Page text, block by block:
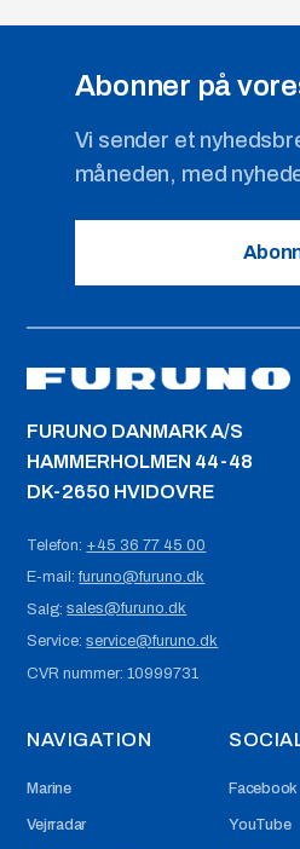
Abonner på
Vi sender et
måneden, med
FURUNO DANMARK A/S
HAMMERHOLMEN 44-48
DK-2650 HVIDOVRE
Telefon: +45 36 77 45 00
E-mail:furuno@furuno.dk
Salg:sales@furuno.dk
Service:service@furuno.dk
CVR nummer:10999731
NAVIGATION
Marine
Vejrradar
Facebook
YouTube